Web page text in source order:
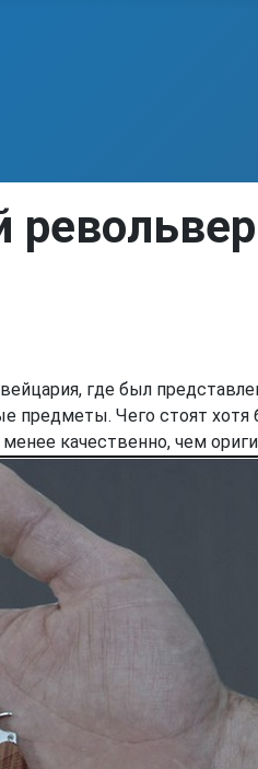
где был
предметы. Чего стоят
качественно, чем